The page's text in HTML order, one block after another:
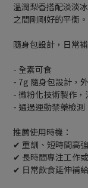
溫潤梨香搭配淡淡
之間剛剛好的平衡。
隨身包設計，日常
- 全素可食
- 7g 隨身包設計，
- 微粉化技術製作
- 通過運動禁藥檢
推薦使用時機：
✔︎ 重訓、短時間高
✔︎ 長時間專注工作
✔︎ 日常飲食延伸補給